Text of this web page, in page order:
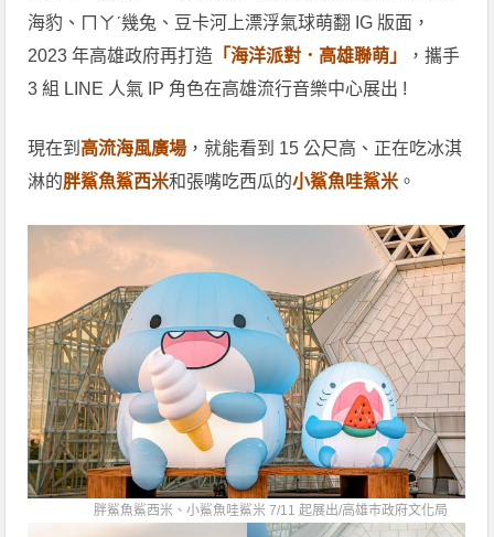
海豹、ㄇㄚˊ幾兔、豆卡河上漂浮氣球萌翻 IG 版面，
2023 年高雄政府再打造 「海洋派對．高雄聯萌」
，攜手
3 組 LINE 人氣 IP 角色在高雄流行音樂中心展出 !
現在到 高流海風廣場 ，就能看到 15 公尺高、正在吃冰淇
淋的胖鯊魚鯊西米和張嘴吃西瓜的小鯊魚哇鯊米 。
胖鯊魚鯊西米、小鯊魚哇鯊米 7/11 起展出/高雄市政府文化局